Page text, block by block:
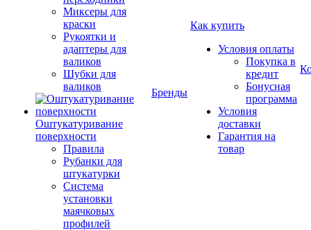
Миксеры для
краски
Рукоятки и
адаптеры для
валиков
Шубки для
валиков
Оштукатуривание
поверхности
Правила
Рубанки для
штукатурки
Система
установки
маячковых
профилей
Бренды
Как купить
Условия оплаты
Покупка в
кредит
Бонусная
программа
Условия
доставки
Гарантия на
товар